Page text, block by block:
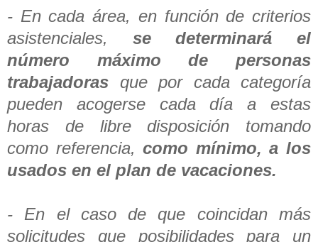
- En cada área, en función de criterios
asistenciales, se determinará el
número máximo de personas
trabajadoras que por cada categoría
pueden acogerse cada día a estas
horas de libre disposición tomando
como referencia,como mínimo, a los
usados en el plan de vacaciones.
- En el caso de que coincidan más
solicitudes que posibilidades para un